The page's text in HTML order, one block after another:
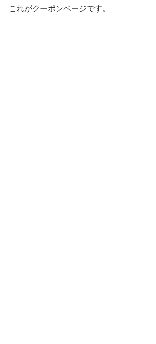
これがクーポンページです。